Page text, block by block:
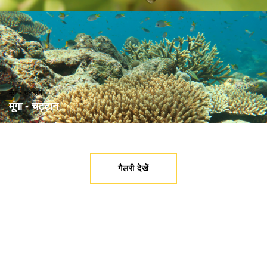
मूंगा - चट्टान
मूंगा - चट्टान
गैलरी देखें